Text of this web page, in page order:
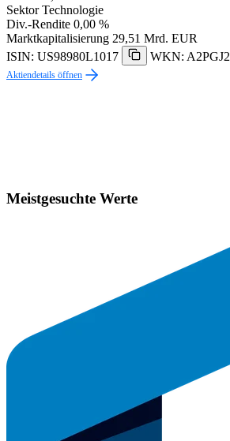
Sektor Technologie
Div.-Rendite 0,00 %
Marktkapitalisierung 29,51 Mrd. EUR
ISIN: US98980L1017
WKN: A2PGJ2
Aktiendetails öffnen
Meistgesuchte Werte